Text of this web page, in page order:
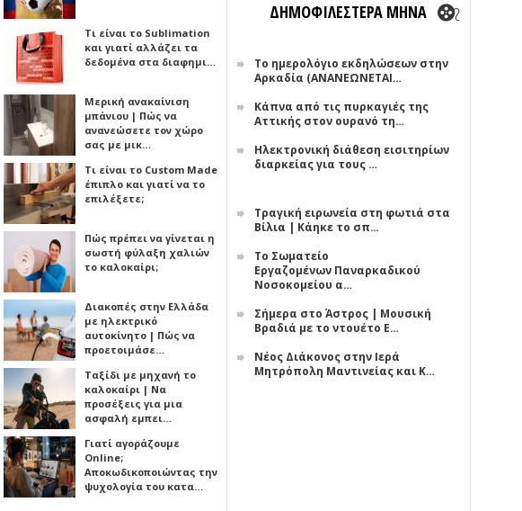
Τι είναι το Sublimation
και γιατί αλλάζει τα
δεδομένα στα διαφημι…
Μερική ανακαίνιση
μπάνιου | Πώς να
ανανεώσετε τον χώρο
σας με μικ…
Τι είναι το Custom Made
έπιπλο και γιατί να το
επιλέξετε;
Πώς πρέπει να γίνεται η
σωστή φύλαξη χαλιών
το καλοκαίρι;
Διακοπές στην Ελλάδα
με ηλεκτρικό
αυτοκίνητο | Πώς να
προετοιμάσε…
Ταξίδι με μηχανή το
καλοκαίρι | Να
προσέξεις για μια
ασφαλή εμπει…
Γιατί αγοράζουμε
Online;
Αποκωδικοποιώντας την
ψυχολογία του κατα…
ΔΗΜΟΦΙΛΕΣΤΕΡΑ ΜΗΝΑ
Το ημερολόγιο εκδηλώσεων στην
Αρκαδία (ΑΝΑΝΕΩΝΕΤΑΙ…
Κάπνα από τις πυρκαγιές της
Αττικής στον ουρανό τη…
Ηλεκτρονική διάθεση εισιτηρίων
διαρκείας για τους …
Τραγική ειρωνεία στη φωτιά στα
Βίλια | Κάηκε το σπ…
Το Σωματείο
Εργαζομένων Παναρκαδικού
Νοσοκομείου α…
Σήμερα στο Άστρος | Μουσική
Βραδιά με το ντουέτο Ε…
Νέος Διάκονος στην Ιερά
Μητρόπολη Μαντινείας και Κ…